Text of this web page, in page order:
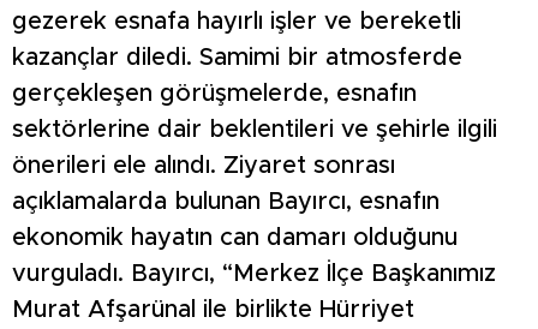
gezerek esnafa hayırlı işler ve bereketli
kazançlar diledi. Samimi bir atmosferde
gerçekleşen görüşmelerde, esnafın
sektörlerine dair beklentileri ve şehirle ilgili
önerileri ele alındı. Ziyaret sonrası
açıklamalarda bulunan Bayırcı, esnafın
ekonomik hayatın can damarı olduğunu
vurguladı. Bayırcı, “Merkez İlçe Başkanımız
Murat Afşarünal ile birlikte Hürriyet